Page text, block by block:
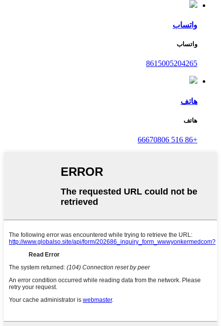
واتساب
واتساب
8615005204265
هاتف
هاتف
+86 516 66670806